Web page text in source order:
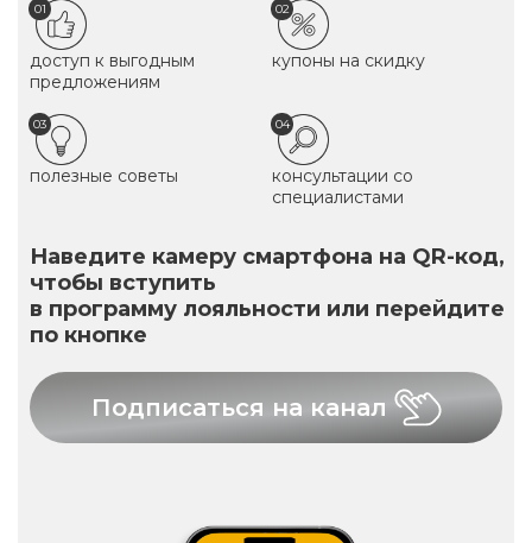
01
доступ к выгодным
предложениям
02
купоны на скидку
03
полезные советы
04
консультации со
специалистами
Наведите камеру смартфона на QR-код,
чтобы вступить
в программу лояльности или перейдите
по кнопке
Подписаться на канал